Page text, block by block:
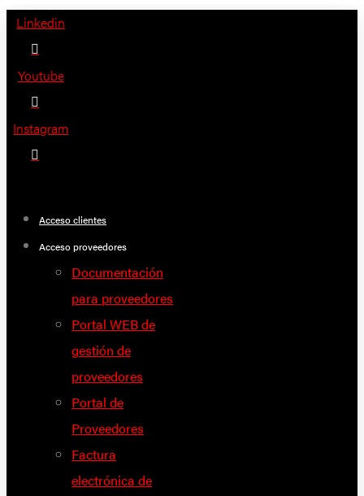
Saltar
contenido
Linkedin
Youtube
Instagram
Acceso clientes
Acceso proveedores
Documentación
para proveedores
Portal WEB de
gestión de
proveedores
Portal de
Proveedores
Factura
electrónica de